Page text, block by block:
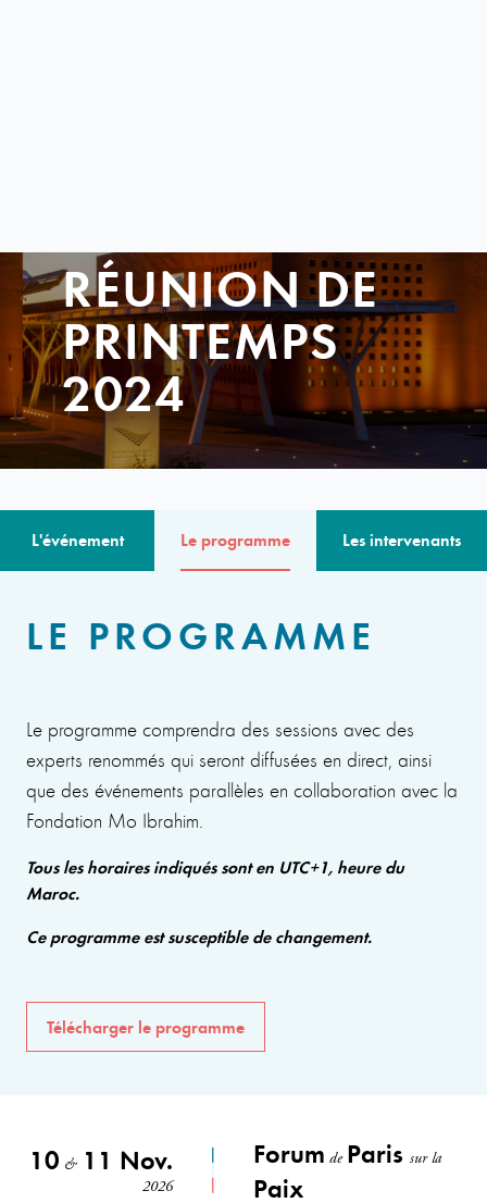
RÉUNION DE
PRINTEMPS
2024
L'événement Le programme Les intervenants
LE PROGRAMME
Le programme comprendra des sessions avec des
experts renommés qui seront diffusées en direct, ainsi
que des événements parallèles en collaboration avec la
Fondation Mo Ibrahim.
Tous les horaires indiqués sont en UTC+1, heure du
Maroc.
Ce programme est susceptible de changement.
Télécharger le programme
10 &11 Nov.
2026
Forum de Parissur la
Paix